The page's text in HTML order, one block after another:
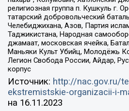
религиозная группа п. Кушкуль г.
татарский добровольческий
Челебиджихана, Азов, Партия
Таджикистана, Народная
джамаат, московская ячейка,
Маньяки Культ Убийц, Молодёжь
Легион Свобода России, Айдар,
корпус
Источник: http://nac.gov.ru/
ekstremistskie-organizacii-i-
на 16.11.2023